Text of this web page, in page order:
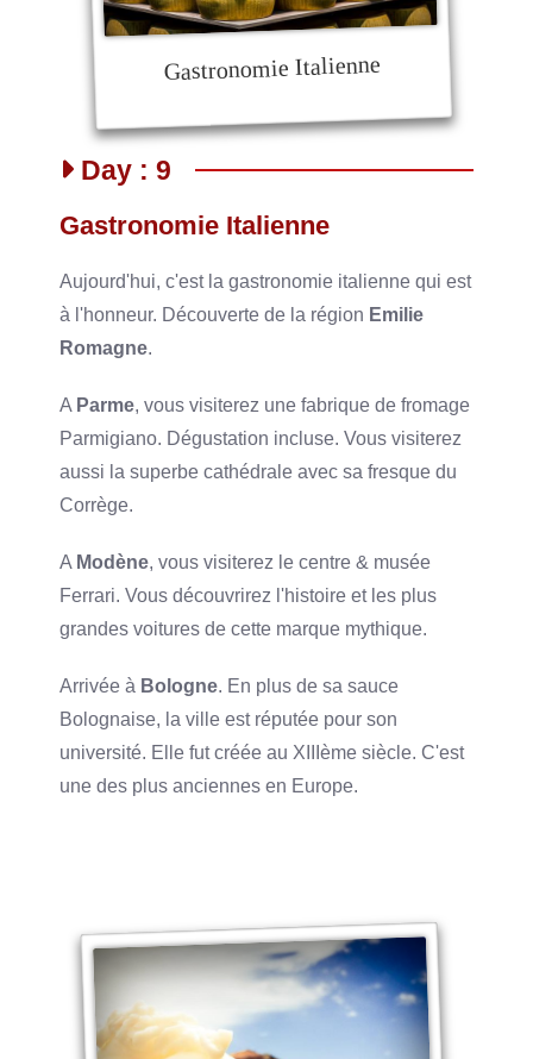
Gastronomie Italienne
Day : 9
Gastronomie Italienne
Aujourd'hui, c'est la gastronomie italienne qui est
à l'honneur. Découverte de la région Emilie
Romagne.
A Parme, vous visiterez une fabrique de fromage
Parmigiano. Dégustation incluse. Vous visiterez
aussi la superbe cathédrale avec sa fresque du
Corrège.
A Modène, vous visiterez le centre & musée
Ferrari. Vous découvrirez l'histoire et les plus
grandes voitures de cette marque mythique.
Arrivée à Bologne. En plus de sa sauce
Bolognaise, la ville est réputée pour son
université. Elle fut créée au XIIIème siècle. C'est
une des plus anciennes en Europe.